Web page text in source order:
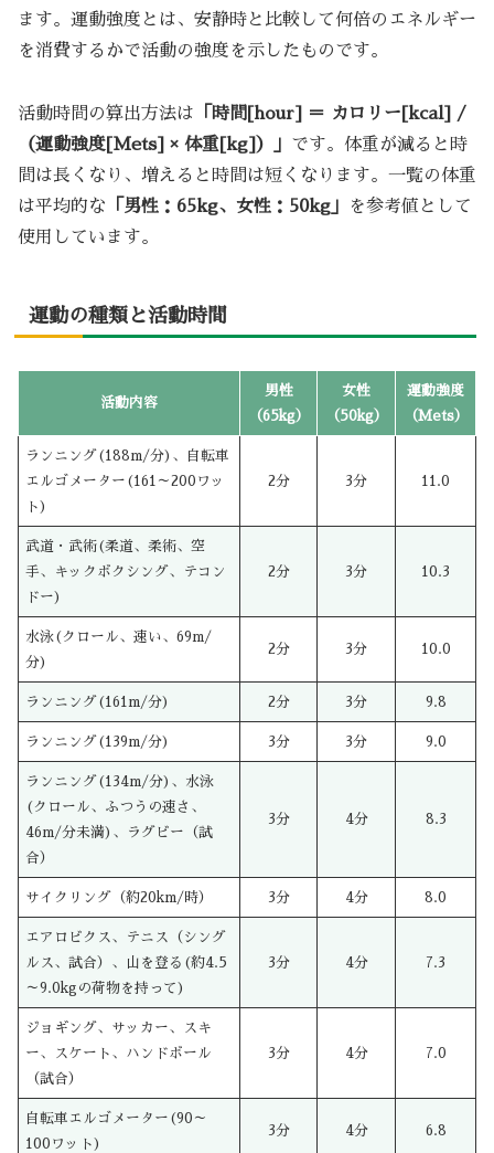
ます。運動強度とは、安静時と比較して何倍のエネルギー
を消費するかで活動の強度を示したものです。
活動時間の算出方法は 「時間[hour] ＝ カロリー[kcal] /
（運動強度[Mets] × 体重[kg]）」 です。体重が減ると時
間は長くなり、増えると時間は短くなります。一覧の体重
は平均的な 「男性：65kg、女性：50kg」
を参考値として
使用しています。
運動の種類と活動時間
活動内容
男性
（65kg）
女性
（50kg）
運動強度
（Mets）
ランニング(188m/分)、自転車
エルゴメーター(161～200ワッ
ト)
2分 3分 11.0
武道・武術(柔道、柔術、空
手、キックボクシング、テコン
ドー)
2分 3分 10.3
水泳(クロール、速い、69m/
分)
2分 3分 10.0
ランニング(161m/分) 2分 3分 9.8
ランニング(139m/分) 3分 3分 9.0
ランニング(134m/分)、水泳
(クロール、ふつうの速さ、
46m/分未満)、ラグビー（試
合）
3分 4分 8.3
サイクリング（約20km/時） 3分 4分 8.0
エアロビクス、テニス（シング
ルス、試合）、山を登る(約4.5
～9.0kgの荷物を持って)
3分 4分 7.3
ジョギング、サッカー、スキ
ー、スケート、ハンドボール
（試合）
3分 4分 7.0
自転車エルゴメーター(90～
100ワット)
3分 4分 6.8